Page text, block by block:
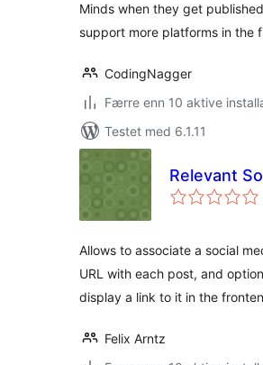
Minds when they get
support more platforms in the
CodingNagger
Færre enn 10 aktive
Testet med 6.1.11
Relevant
Allows to associate a social
URL with each post, and
display a link to it in the
Felix Arntz